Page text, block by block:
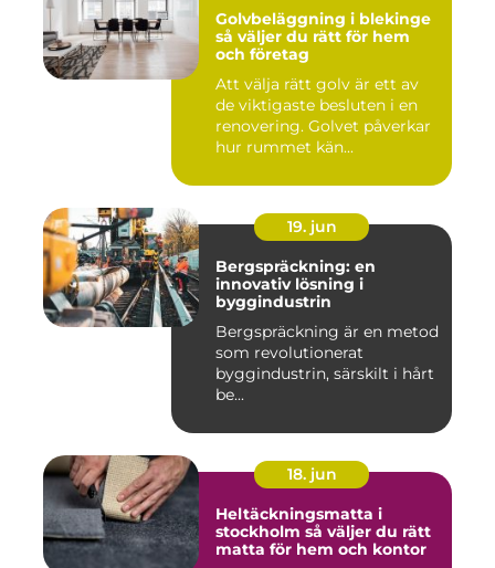
Golvbeläggning i blekinge
så väljer du rätt för hem
och företag
Att välja rätt golv är ett av
de viktigaste besluten i en
renovering. Golvet påverkar
hur rummet kän...
19. jun
Bergspräckning: en
innovativ lösning i
byggindustrin
Bergspräckning är en metod
som revolutionerat
byggindustrin, särskilt i hårt
be...
18. jun
Heltäckningsmatta i
stockholm så väljer du rätt
matta för hem och kontor